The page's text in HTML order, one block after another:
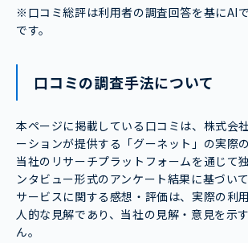
※口コミ総評は利用者の調査回答を基にAI
です。
口コミの調査手法について
本ページに掲載している口コミは、株式会
ーションが提供する「グーネット」の実際
当社のリサーチプラットフォームを通じて
ンタビュー形式のアンケート結果に基づい
サービスに関する感想・評価は、実際の利
人的な見解であり、当社の見解・意見を示
ん。